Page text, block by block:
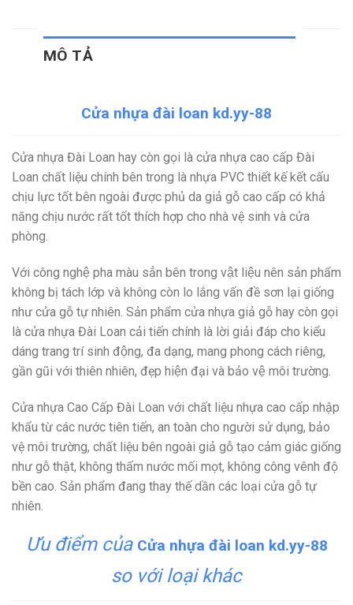
MÔ TẢ
Cửa nhựa đài loan kd.yy-88
Cửa nhựa Đài Loan hay còn gọi là cửa nhựa cao cấp Đài
Loan chất liệu chính bên trong là nhựa PVC thiết kế kết cấu
chịu lực tốt bên ngoài được phủ da giả gỗ cao cấp có khả
năng chịu nước rất tốt thích hợp cho nhà vệ sinh và cửa
phòng.
Với công nghệ pha màu sẳn bên trong vật liệu nên sản phẩm
không bị tách lớp và không còn lo lắng vấn đề sơn lại giống
như cửa gỗ tự nhiên. Sản phẩm cửa nhựa giả gỗ hay còn gọi
là cửa nhựa Đài Loan cải tiến chính là lời giải đáp cho kiểu
dáng trang trí sinh động, đa dạng, mang phong cách riêng,
gần gũi với thiên nhiên, đẹp hiện đại và bảo vệ môi trường.
Cửa nhựa Cao Cấp Đài Loan với chất liệu nhựa cao cấp nhập
khẩu từ các nước tiên tiến, an toàn cho người sử dụng, bảo
vệ môi trường, chất liệu bên ngoài giả gỗ tạo cảm giác giống
như gỗ thật, không thấm nước mối mọt, không công vênh độ
bền cao. Sản phẩm đang thay thế dần các loại cửa gỗ tự
nhiên.
Ưu điểm của Cửa nhựa đài loan kd.yy-88
so với loại khác